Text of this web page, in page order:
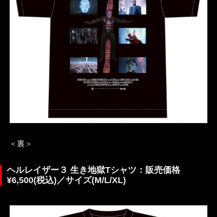
＜裏＞
ヘルレイザー３ 生き地獄Tシャツ：販売価格
¥6,500(税込)／サイズ(M/L/XL)